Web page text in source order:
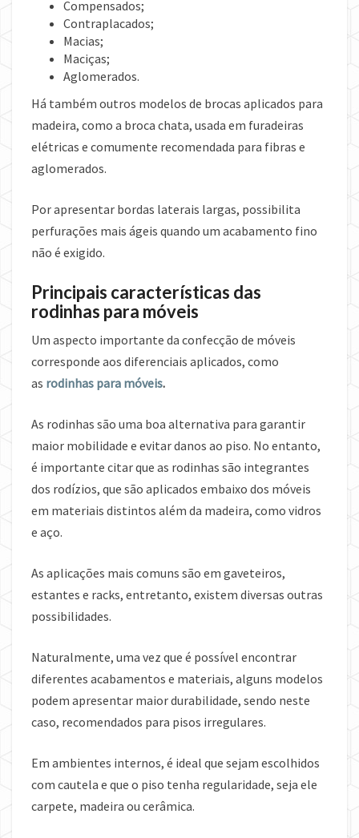
Compensados;
Contraplacados;
Macias;
Maciças;
Aglomerados.
Há também outros modelos de brocas aplicados para
madeira, como a broca chata, usada em furadeiras
elétricas e comumente recomendada para fibras e
aglomerados.
Por apresentar bordas laterais largas, possibilita
perfurações mais ágeis quando um acabamento fino
não é exigido.
Principais características das
rodinhas para móveis
Um aspecto importante da confecção de móveis
corresponde aos diferenciais aplicados, como
as rodinhas para móveis.
As rodinhas são uma boa alternativa para garantir
maior mobilidade e evitar danos ao piso. No entanto,
é importante citar que as rodinhas são integrantes
dos rodízios, que são aplicados embaixo dos móveis
em materiais distintos além da madeira, como vidros
e aço.
As aplicações mais comuns são em gaveteiros,
estantes e racks, entretanto, existem diversas outras
possibilidades.
Naturalmente, uma vez que é possível encontrar
diferentes acabamentos e materiais, alguns modelos
podem apresentar maior durabilidade, sendo neste
caso, recomendados para pisos irregulares.
Em ambientes internos, é ideal que sejam escolhidos
com cautela e que o piso tenha regularidade, seja ele
carpete, madeira ou cerâmica.